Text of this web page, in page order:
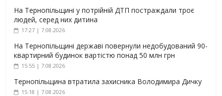
На Тернопільщині у потрійній ДТП постраждали троє
людей, серед них дитина
17:27 | 7.08.2026
На Тернопільщині державі повернули недобудований 90-
квартирний будинок вартістю понад 50 млн грн
15:55 | 7.08.2026
Тернопільщина втратила захисника Володимира Дичку
15:18 | 7.08.2026